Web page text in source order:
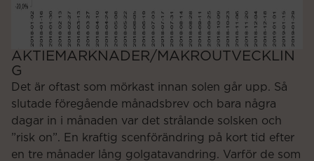
AKTIEMARKNADER/MAKROUTVECKLIN
G
Det är oftast som mörkast innan solen går upp. Så
slutade föregående månadsbrev och bara några
dagar in i månaden var det strålande solsken och
”risk on”. En kraftig scenförändring på kort tid efter
en tre månader lång golgatavandring. Varför de som